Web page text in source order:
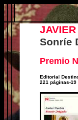
Sonríe
Premio
Editorial
221 páginas-19